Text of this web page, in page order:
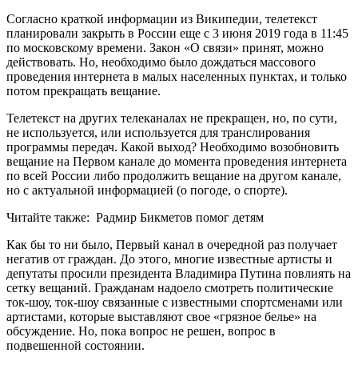
Согласно краткой информации из Википедии, телетекст
планировали закрыть в России еще с 3 июня 2019 года в 11:45
по московскому времени. Закон «О связи» принят, можно
действовать. Но, необходимо было дождаться массового
проведения интернета в малых населенных пунктах, и только
потом прекращать вещание.
Телетекст на других телеканалах не прекращен, но, по сути,
не используется, или используется для транслирования
программы передач. Какой выход? Необходимо возобновить
вещание на Первом канале до момента проведения интернета
по всей России либо продолжить вещание на другом канале,
но с актуальной информацией (о погоде, о спорте).
Читайте также: Радмир Бикметов помог детям
Как бы то ни было, Первый канал в очередной раз получает
негатив от граждан. До этого, многие известные артисты и
депутаты просили президента Владимира Путина повлиять на
сетку вещаний. Гражданам надоело смотреть политические
ток-шоу, ток-шоу связанные с известными спортсменами или
артистами, которые выставляют свое «грязное белье» на
обсуждение. Но, пока вопрос не решен, вопрос в
подвешенной состоянии.